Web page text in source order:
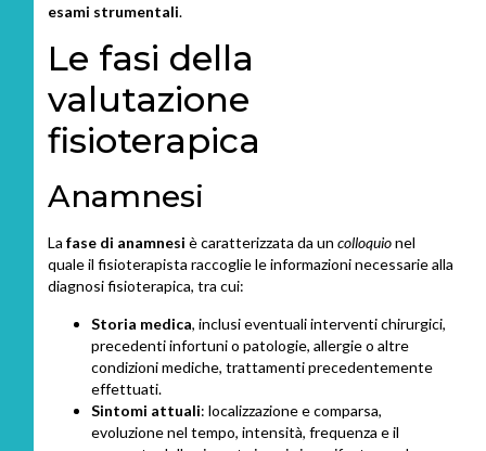
esami strumentali.
Le fasi della
valutazione
fisioterapica
Anamnesi
La fase di anamnesi è caratterizzata da un colloquionel
quale il fisioterapista raccoglie le informazioni necessarie alla
diagnosi fisioterapica, tra cui:
Storia medica, inclusi eventuali interventi chirurgici,
precedenti infortuni o patologie, allergie o altre
condizioni mediche, trattamenti precedentemente
effettuati.
Sintomi attuali: localizzazione e comparsa,
evoluzione nel tempo, intensità, frequenza e il